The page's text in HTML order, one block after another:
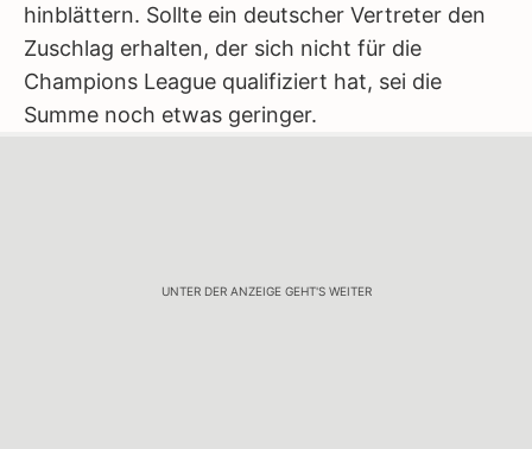
hinblättern. Sollte ein deutscher Vertreter den
Zuschlag erhalten, der sich nicht für die
Champions League qualifiziert hat, sei die
Summe noch etwas geringer.
UNTER DER ANZEIGE GEHT'S WEITER